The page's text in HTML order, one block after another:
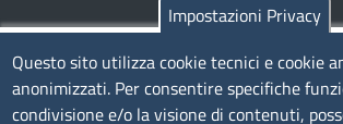
TRASPARENZA
Albo Online
Impostazioni Privacy
Questo sito utilizza cookie tecnici e cookie
anonimizzati. Per consentire specifiche
condivisione e/o la visione di contenuti,